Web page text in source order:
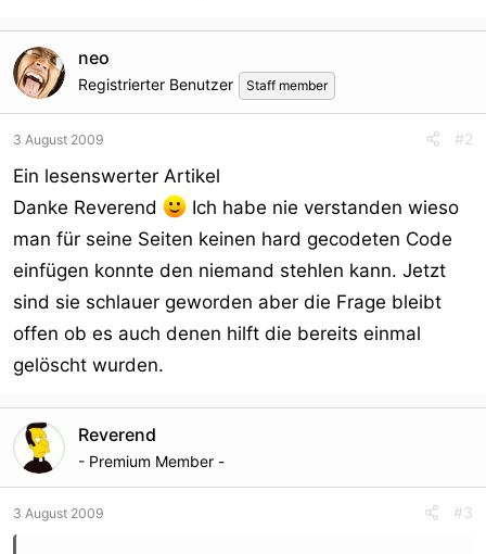
neo
Registrierter Benutzer Staff member
3 August 2009 #2
Ein lesenswerter Artikel
Danke Reverend
Ich habe nie verstanden wieso
man für seine Seiten keinen hard gecodeten Code
einfügen konnte den niemand stehlen kann. Jetzt
sind sie schlauer geworden aber die Frage bleibt
offen ob es auch denen hilft die bereits einmal
gelöscht wurden.
Reverend
- Premium Member -
3 August 2009 #3